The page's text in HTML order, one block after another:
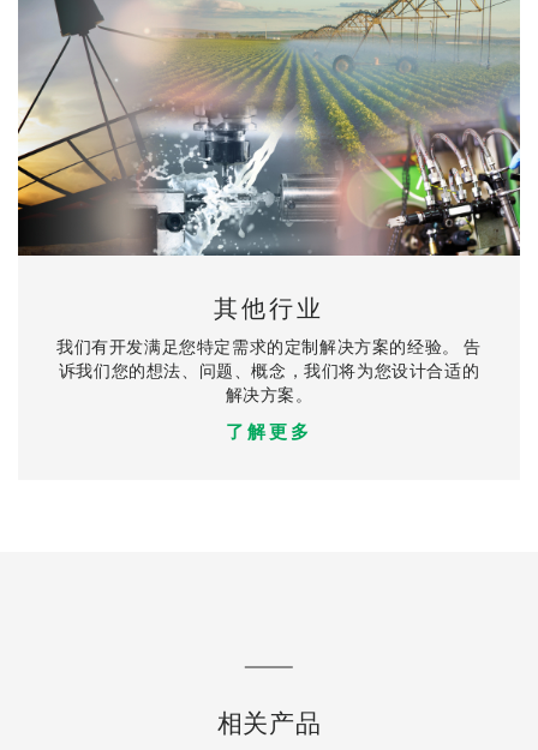
其他行业
我们有开发满足您特定需求的定制解决方案的经验。 告
诉我们您的想法、问题、概念，我们将为您设计合适的
解决方案。
了解更多
相关产品